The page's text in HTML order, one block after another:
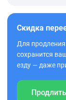
Скидка
Для
сохранится
езду — даже